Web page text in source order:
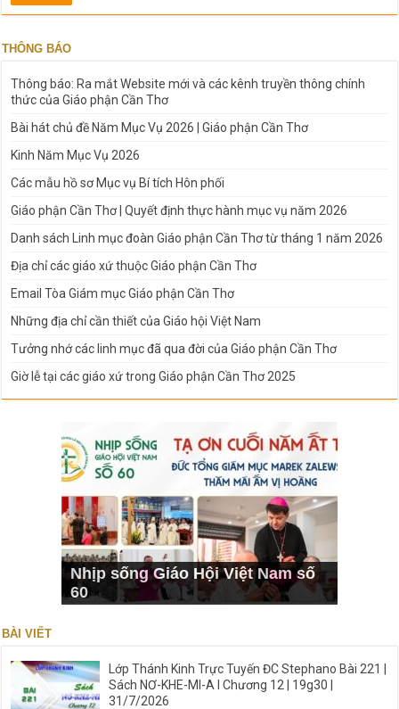
THÔNG BÁO
Thông báo: Ra mắt Website mới và các kênh truyền thông chính
thức của Giáo phận Cần Thơ
Bài hát chủ đề Năm Mục Vụ 2026 | Giáo phận Cần Thơ
Kinh Năm Mục Vụ 2026
Các mẫu hồ sơ Mục vụ Bí tích Hôn phối
Giáo phận Cần Thơ | Quyết định thực hành mục vụ năm 2026
Danh sách Linh mục đoàn Giáo phận Cần Thơ từ tháng 1 năm 2026
Địa chỉ các giáo xứ thuộc Giáo phận Cần Thơ
Email Tòa Giám mục Giáo phận Cần Thơ
Những địa chỉ cần thiết của Giáo hội Việt Nam
Tưởng nhớ các linh mục đã qua đời của Giáo phận Cần Thơ
Giờ lễ tại các giáo xứ trong Giáo phận Cần Thơ 2025
Nhịp sống Giáo Hội Việt Nam số
60
BÀI VIẾT
Lớp Thánh Kinh Trực Tuyến ĐC Stephano Bài 221 |
Sách NƠ-KHE-MI-A I Chương 12 | 19g30 |
31/7/2026